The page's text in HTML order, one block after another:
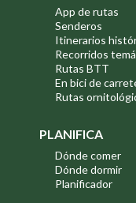
App de rutas
Senderos
Itinerarios
Recorridos
Rutas BTT
En bici de
Rutas
PLANIFICA
Dónde comer
Dónde dormir
Planificador